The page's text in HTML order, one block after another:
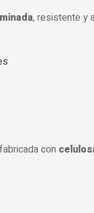
, resistente y
con